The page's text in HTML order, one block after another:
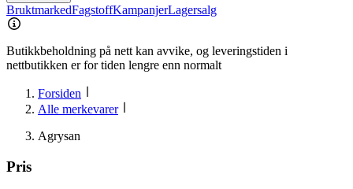
BruktmarkedFagstoffKampanjerLagersalg
Butikkbeholdning på nett kan avvike, og leveringstiden i
nettbutikken er for tiden lengre enn normalt
Forsiden
Alle merkevarer
Agrysan
Pris